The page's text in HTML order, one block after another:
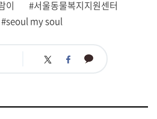
이
#서울동물복지지원센터
#seoul my soul
트 페 카